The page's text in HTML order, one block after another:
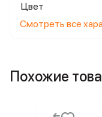
Цвет
Смотреть все
Похожие